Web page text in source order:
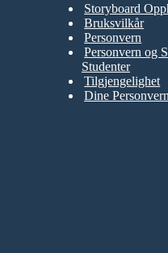
Storyboard
Bruksvilkår
Personvern
Personvern og
Studenter
Tilgjengelighet
Dine